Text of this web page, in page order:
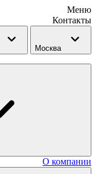
Меню
Контакты
Москва
О компании